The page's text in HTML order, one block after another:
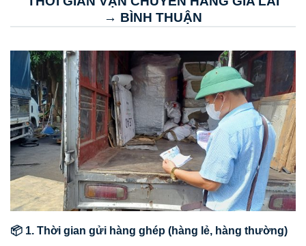
→ BÌNH THUẬN
📦 1. Thời gian gửi hàng ghép (hàng lẻ, hàng thường)